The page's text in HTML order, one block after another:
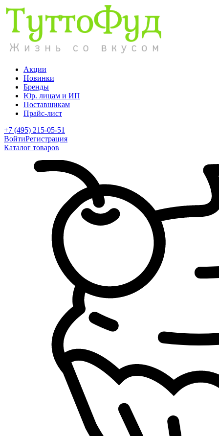
Акции
Новинки
Бренды
Юр. лицам и ИП
Поставщикам
Прайс-лист
+7 (495) 215-05-51
ВойтиРегистрация
Каталог товаров